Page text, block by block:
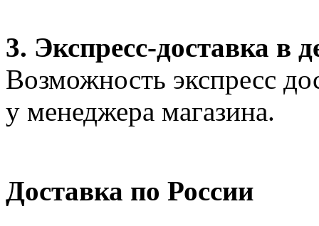
3. Экспресс-доставка в
Возможность экспресс
у менеджера магазина.
Доставка по России